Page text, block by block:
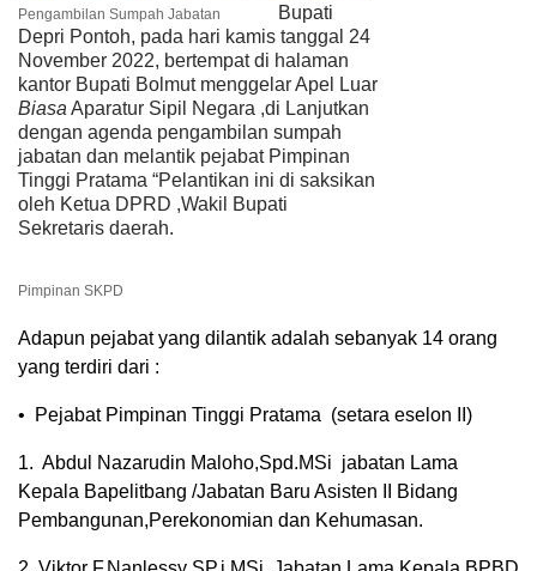
Pengambilan Sumpah Jabatan
Bupati
Depri Pontoh, pada hari kamis tanggal 24
November 2022, bertempat di halaman
kantor Bupati Bolmut menggelar Apel Luar
Biasa Aparatur Sipil Negara ,di Lanjutkan
dengan agenda pengambilan sumpah
jabatan dan melantik pejabat Pimpinan
Tinggi Pratama “Pelantikan ini di saksikan
oleh Ketua DPRD ,Wakil Bupati
Sekretaris daerah.
Pimpinan SKPD
Adapun pejabat yang dilantik adalah sebanyak 14 orang
yang terdiri dari :
• Pejabat Pimpinan Tinggi Pratama (setara eselon II)
1. Abdul Nazarudin Maloho,Spd.MSi jabatan Lama
Kepala Bapelitbang /Jabatan Baru Asisten II Bidang
Pembangunan,Perekonomian dan Kehumasan.